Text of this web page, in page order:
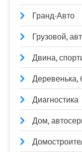
Гранд-Авто
Грузовой,
Двина,
Деревенька,
Диагностика
Дом,